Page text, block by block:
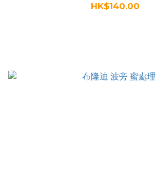
HK$140.00